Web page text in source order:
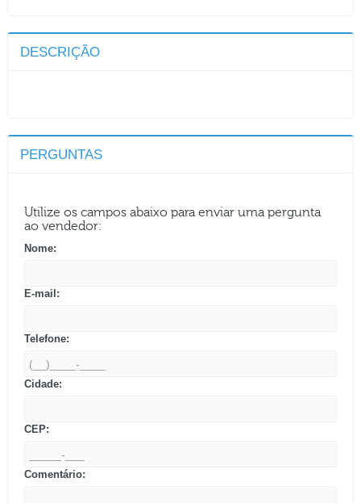
DESCRIÇÃO
PERGUNTAS
Utilize os campos abaixo para enviar uma pergunta
ao vendedor:
Nome:
E-mail:
Telefone:
Cidade:
CEP:
Comentário: